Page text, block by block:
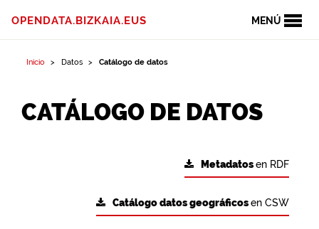
MENÚ
OPENDATA.BIZKAIA.EUS
Inicio Datos Catálogo de datos
CATÁLOGO DE DATOS
Metadatosen RDF
Catálogo datos geográficosen CSW